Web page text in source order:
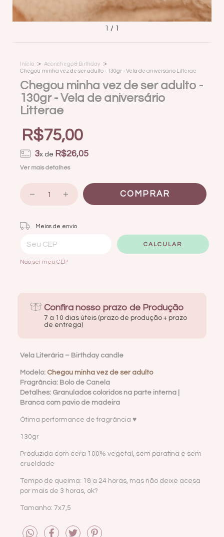
1 / 1
Início > Aconchego & Birthday >
Chegou minha vez de ser adulto - 130gr - Vela de aniversário Litterae
Chegou minha vez de ser adulto -
130gr - Vela de aniversário
Litterae
R$75,00
3x de R$26,05
Ver mais detalhes
Entregas para o CEP:
Meios de envio
CALCULAR
Não sei meu CEP
Confira nosso prazo de Produção
7 a 10 dias úteis (prazo de produção + prazo
de entrega)
Vela Literária – Birthday candle
Modelo: Chegou minha vez de ser adulto
Fragrância: Bolo de Canela
Detalhes: Granulados coloridos na parte interna |
Branca com pavio de madeira
Ótima performance de fragrância ♥
130gr
Produzida com cera 100% vegetal, sem parafina e sem
crueldade
Tempo de queima: 18 a 24 horas, mas não deixe acesa
por mais de 3 horas, ok?
Tamanho: 7x7,5